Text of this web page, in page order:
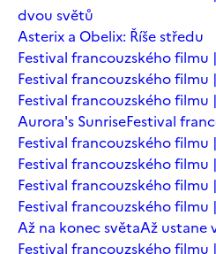
dvou světů
Asterix a Obelix: Říše středu
Festival francouzského
Festival francouzského
Festival francouzského
Aurora's SunriseFestival
Festival francouzského filmu
Festival francouzského filmu
Festival francouzského filmu
Festival francouzského filmu
Až na konec světaAž ustane
Festival francouzského filmu